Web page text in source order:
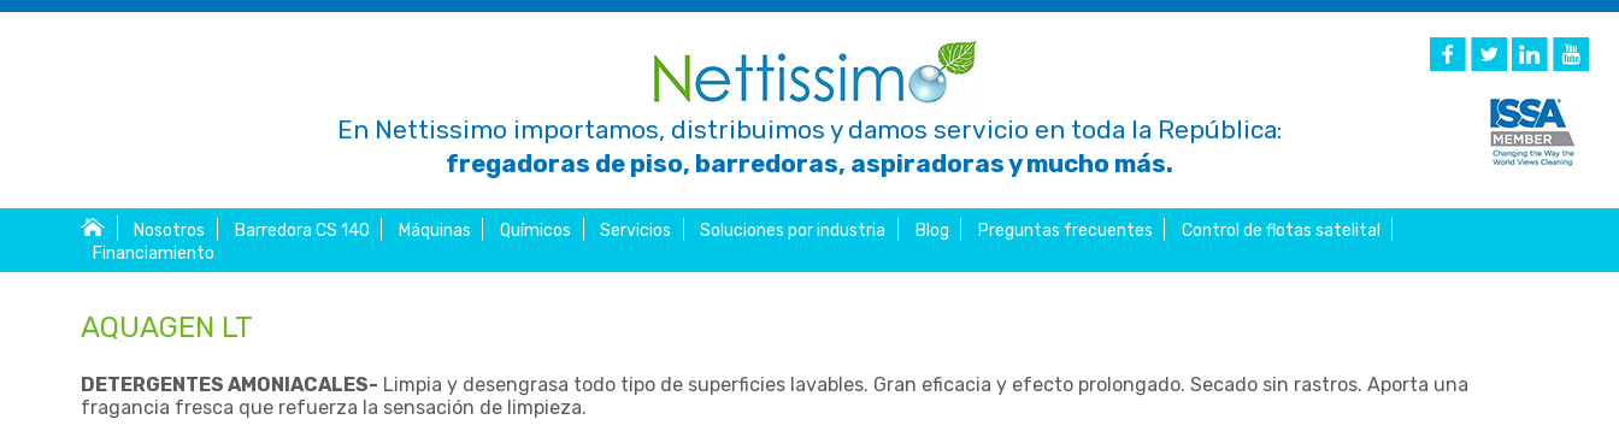
En Nettissimo importamos, distribuimos y damos servicio en toda la República:
fregadoras de piso, barredoras, aspiradoras y mucho más.
Nosotros Barredora CS 140 Máquinas Químicos Servicios Soluciones por industria Blog Preguntas frecuentes
Control de flotas satelital
Financiamiento
AQUAGEN LT
DETERGENTES AMONIACALES- Limpia y desengrasa todo tipo de superficies lavables. Gran eficacia y efecto prolongado. Secado sin rastros. Aporta una
fragancia fresca que refuerza la sensación de limpieza.